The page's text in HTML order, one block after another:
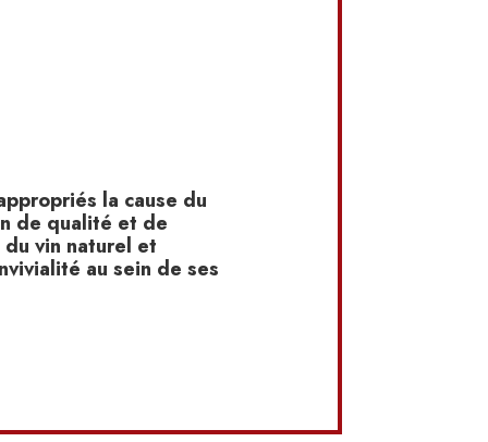
la cause du
de qualité et de
vin naturel et
au sein de ses